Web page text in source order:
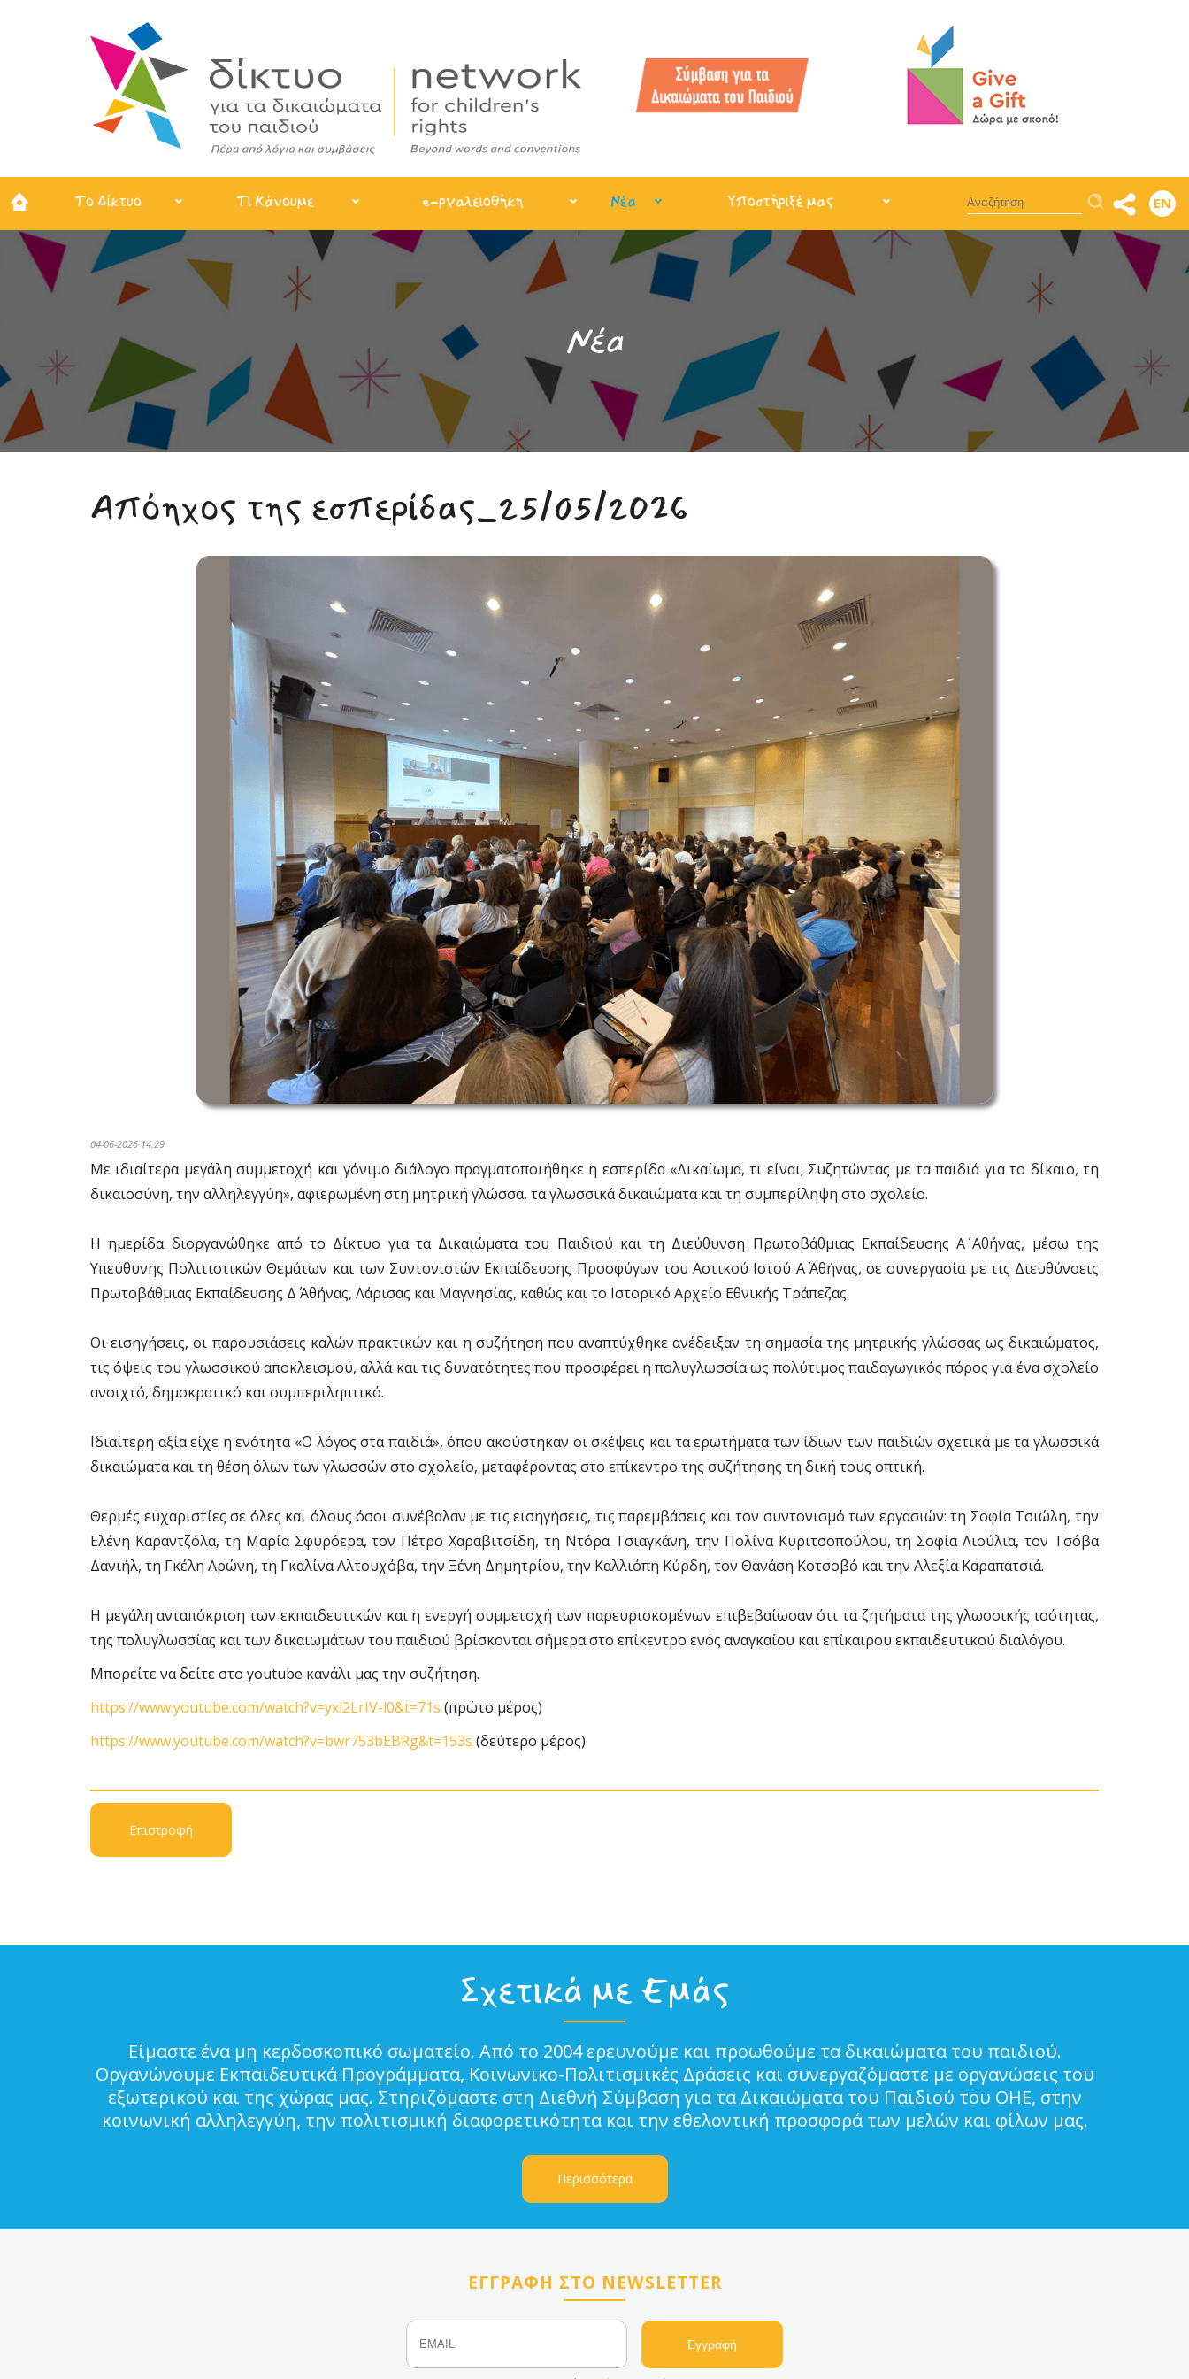
Το Δίκτυο Τι Κάνουμε e-ργαλειοθήκη Νέα Υποστήριξέ μας Αναζήτηση EN
Νέα
Απόηχος της εσπερίδας_25/05/2026
04-06-2026 14:29
Με ιδιαίτερα μεγάλη συμμετοχή και γόνιμο διάλογο πραγματοποιήθηκε η εσπερίδα «Δικαίωμα, τι είναι; Συζητώντας με τα παιδιά για το δίκαιο, τη
δικαιοσύνη, την αλληλεγγύη», αφιερωμένη στη μητρική γλώσσα, τα γλωσσικά δικαιώματα και τη συμπερίληψη στο σχολείο.
Η ημερίδα διοργανώθηκε από το Δίκτυο για τα Δικαιώματα του Παιδιού και τη Διεύθυνση Πρωτοβάθμιας Εκπαίδευσης Α΄ Αθήνας, μέσω της
Υπεύθυνης Πολιτιστικών Θεμάτων και των Συντονιστών Εκπαίδευσης Προσφύγων του Αστικού Ιστού Α΄ Αθήνας, σε συνεργασία με τις Διευθύνσεις
Πρωτοβάθμιας Εκπαίδευσης Δ΄ Αθήνας, Λάρισας και Μαγνησίας, καθώς και το Ιστορικό Αρχείο Εθνικής Τράπεζας.
Οι εισηγήσεις, οι παρουσιάσεις καλών πρακτικών και η συζήτηση που αναπτύχθηκε ανέδειξαν τη σημασία της μητρικής γλώσσας ως δικαιώματος,
τις όψεις του γλωσσικού αποκλεισμού, αλλά και τις δυνατότητες που προσφέρει η πολυγλωσσία ως πολύτιμος παιδαγωγικός πόρος για ένα σχολείο
ανοιχτό, δημοκρατικό και συμπεριληπτικό.
Ιδιαίτερη αξία είχε η ενότητα «Ο λόγος στα παιδιά», όπου ακούστηκαν οι σκέψεις και τα ερωτήματα των ίδιων των παιδιών σχετικά με τα γλωσσικά
δικαιώματα και τη θέση όλων των γλωσσών στο σχολείο, μεταφέροντας στο επίκεντρο της συζήτησης τη δική τους οπτική.
Θερμές ευχαριστίες σε όλες και όλους όσοι συνέβαλαν με τις εισηγήσεις, τις παρεμβάσεις και τον συντονισμό των εργασιών: τη Σοφία Τσιώλη, την
Ελένη Καραντζόλα, τη Μαρία Σφυρόερα, τον Πέτρο Χαραβιτσίδη, τη Ντόρα Τσιαγκάνη, την Πολίνα Κυριτσοπούλου, τη Σοφία Λιούλια, τον Τσόβα
Δανιήλ, τη Γκέλη Αρώνη, τη Γκαλίνα Αλτουχόβα, την Ξένη Δημητρίου, την Καλλιόπη Κύρδη, τον Θανάση Κοτσοβό και την Αλεξία Καραπατσιά.
Η μεγάλη ανταπόκριση των εκπαιδευτικών και η ενεργή συμμετοχή των παρευρισκομένων επιβεβαίωσαν ότι τα ζητήματα της γλωσσικής ισότητας,
της πολυγλωσσίας και των δικαιωμάτων του παιδιού βρίσκονται σήμερα στο επίκεντρο ενός αναγκαίου και επίκαιρου εκπαιδευτικού διαλόγου.
Μπορείτε να δείτε στο youtube κανάλι μας την συζήτηση.
https://www.youtube.com/watch?v=yxi2LrIV-l0&t=71s (πρώτο μέρος)
https://www.youtube.com/watch?v=bwr753bEBRg&t=153s (δεύτερο μέρος)
Επιστροφή
Σχετικά με Εμάς
Είμαστε ένα μη κερδοσκοπικό σωματείο. Από το 2004 ερευνούμε και προωθούμε τα δικαιώματα του παιδιού.
Οργανώνουμε Εκπαιδευτικά Προγράμματα, Κοινωνικο-Πολιτισμικές Δράσεις και συνεργαζόμαστε με οργανώσεις του
εξωτερικού και της χώρας μας. Στηριζόμαστε στη Διεθνή Σύμβαση για τα Δικαιώματα του Παιδιού του ΟΗΕ, στην
κοινωνική αλληλεγγύη, την πολιτισμική διαφορετικότητα και την εθελοντική προσφορά των μελών και φίλων μας.
Περισσότερα
ΕΓΓΡΑΦΗ ΣΤΟ NEWSLETTER
Email Name